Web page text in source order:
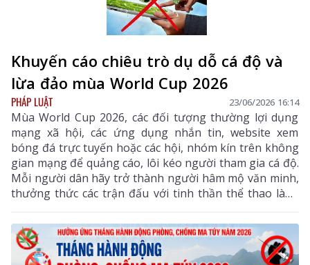
Khuyến cáo chiêu trò dụ dỗ cá độ và
lừa đảo mùa World Cup 2026
PHÁP LUẬT 23/06/2026 16:14
Mùa World Cup 2026, các đối tượng thường lợi dụng
mạng xã hội, các ứng dụng nhắn tin, website xem
bóng đá trực tuyến hoặc các hội, nhóm kín trên không
gian mạng để quảng cáo, lôi kéo người tham gia cá độ.
Mỗi người dân hãy trở thành người hâm mộ văn minh,
thưởng thức các trận đấu với tinh thần thể thao lành
mạnh, không tham gia cá độ dưới bất kỳ hình thức
nào để bảo vệ tài sản của bản thân, gia đình và góp
phần giữ vững an ninh, trật tự trên địa bàn.